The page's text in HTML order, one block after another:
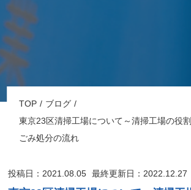
TOP
ブログ
東京23区清掃工場について～清掃工場の役
ごみ処分の流れ
投稿日：2021.08.05 最終更新日：2022.12.27